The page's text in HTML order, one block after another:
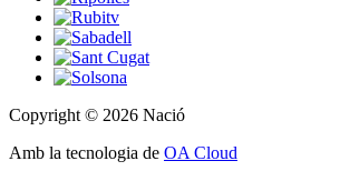
Copyright © 2026 Nació
Amb la tecnologia de OA Cloud